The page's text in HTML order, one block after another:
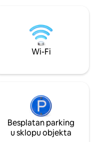
stražarima i
idealnim za
Wi-Fi
Besplatan parking
u sklopu objekta